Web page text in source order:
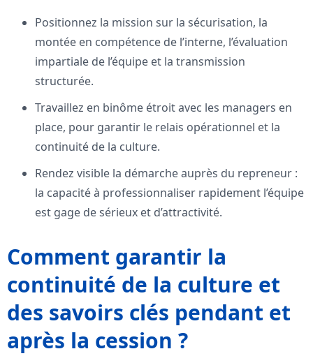
Positionnez la mission sur la sécurisation, la
montée en compétence de l’interne, l’évaluation
impartiale de l’équipe et la transmission
structurée.
Travaillez en binôme étroit avec les managers en
place, pour garantir le relais opérationnel et la
continuité de la culture.
Rendez visible la démarche auprès du repreneur :
la capacité à professionnaliser rapidement l’équipe
est gage de sérieux et d’attractivité.
Comment garantir la
continuité de la culture et
des savoirs clés pendant et
après la cession ?